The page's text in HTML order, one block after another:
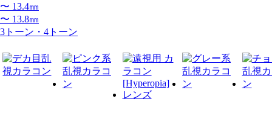
〜 13.4㎜
〜 13.8㎜
3トーン・4トーン